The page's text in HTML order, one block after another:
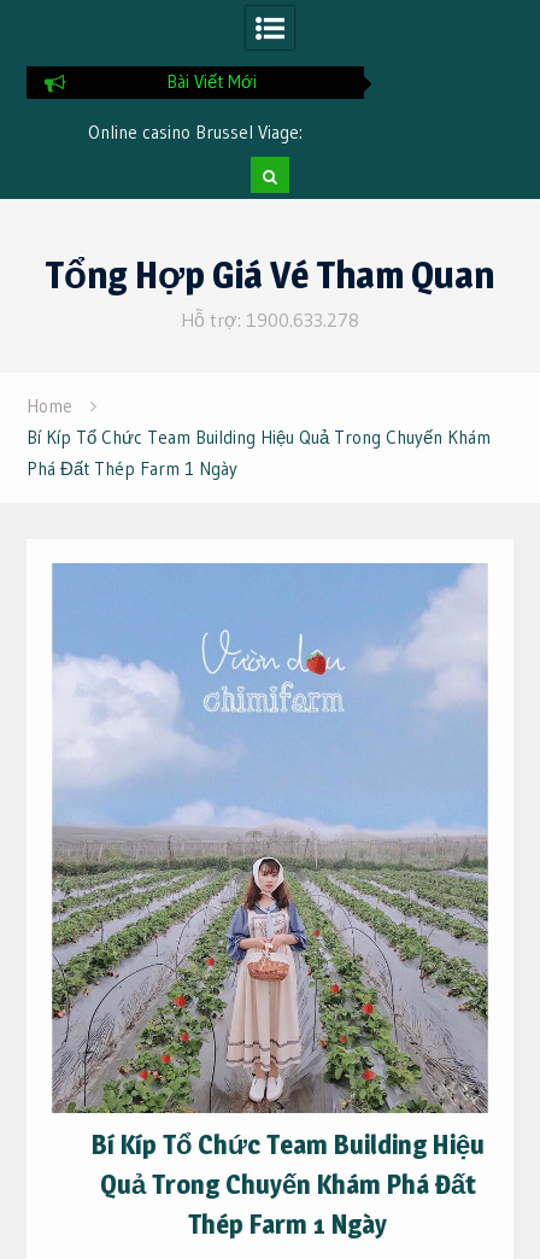
Bài Viết Mới
Online casino Brussel Viage:
accountverificatie stap voor stap
contentTổng Hợp Giá Vé Tham Quan
Hỗ trợ: 1900.633.278
Home
Bí Kíp Tổ Chức Team Building Hiệu Quả Trong Chuyến Khám
Phá Đất Thép Farm 1 Ngày
Bí Kíp Tổ Chức Team Building Hiệu
Quả Trong Chuyến Khám Phá Đất
Thép Farm 1 Ngày